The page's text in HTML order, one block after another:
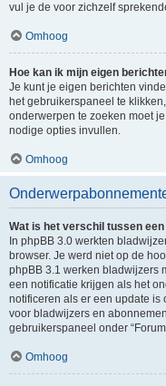
vul je de voor zichzelf
Omhoog
Hoe kan ik mijn eigen
Je kunt je eigen berichten
het gebruikerspaneel te
onderwerpen te zoeken moet
nodige opties invullen.
Omhoog
Wat is het verschil tussen
In phpBB 3.0 werkten
browser. Je werd niet op de
phpBB 3.1 werken bladwijzers
een notificatie krijgen als het
notificeren als er een update is
voor bladwijzers en
gebruikerspaneel onder
Omhoog